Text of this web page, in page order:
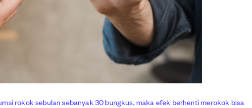
rokok sebulan sebanyak 30 bungkus, maka efek berhenti merokok bisa